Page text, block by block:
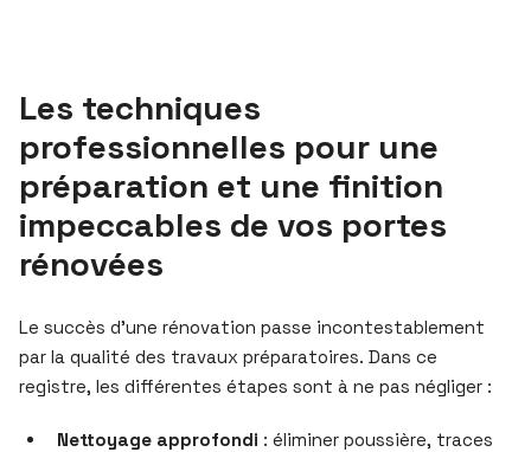
Les techniques
professionnelles pour une
préparation et une finition
impeccables de vos portes
rénovées
Le succès d’une rénovation passe incontestablement
par la qualité des travaux préparatoires. Dans ce
registre, les différentes étapes sont à ne pas négliger :
Nettoyage approfondi : éliminer poussière, traces